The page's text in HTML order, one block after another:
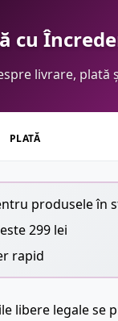
cu
livrare, plată
PLATĂ
produsele în
299 lei
rapid
libere legale se